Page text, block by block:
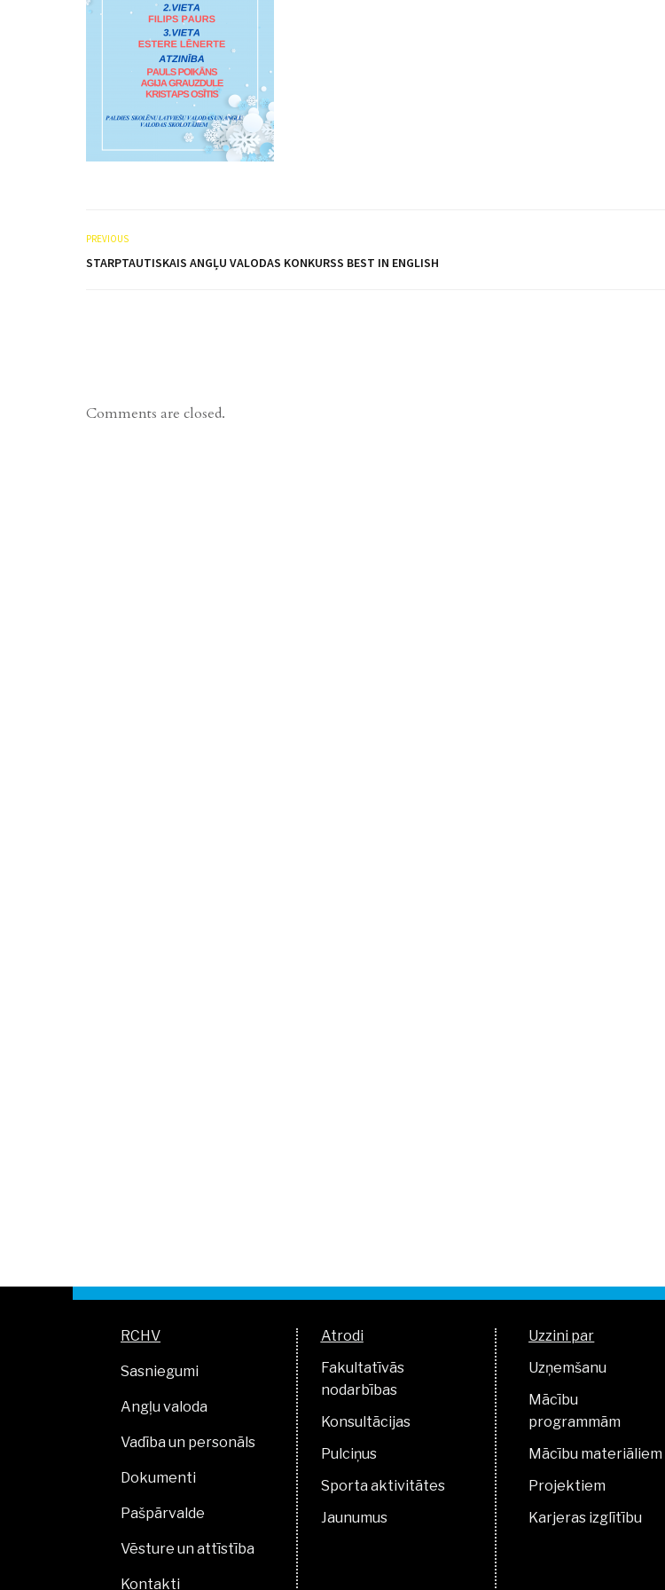
PREVIOUS
STARPTAUTISKAIS ANGĻU VALODAS KONKURSS BEST IN ENGLISH
Comments are closed.
RCHV
Sasniegumi
Angļu valoda
Vadība un personāls
Dokumenti
Pašpārvalde
Vēsture un attīstība
Kontakti
Atrodi
Fakultatīvās
nodarbības
Konsultācijas
Pulciņus
Sporta aktivitātes
Jaunumus
Uzzini par
Uzņemšanu
Mācību
programmām
Mācību materiāliem
Projektiem
Karjeras izglītību